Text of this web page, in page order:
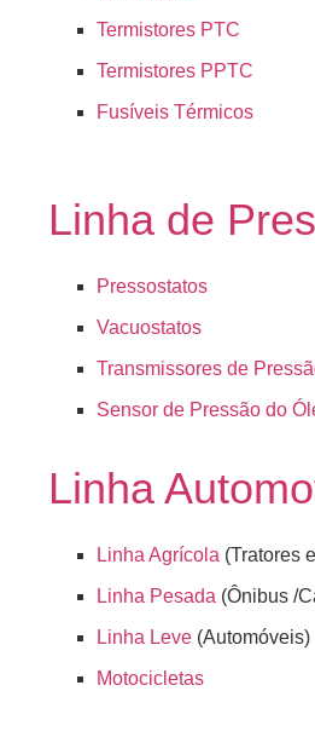
Termistores PTC
Termistores PPTC
Fusíveis Térmicos
Linha de
Pressostatos
Vacuostatos
Transmissores de
Sensor de Pressão do
Linha
Linha Agrícola (Tratores
Linha Pesada (Ônibus /
Linha Leve (Automóveis)
Motocicletas